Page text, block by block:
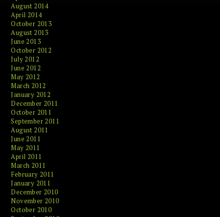
August 2014
April 2014
October 2013
August 2013
June 2013
October 2012
July 2012
June 2012
May 2012
March 2012
January 2012
December 2011
October 2011
September 2011
August 2011
June 2011
May 2011
April 2011
March 2011
February 2011
January 2011
December 2010
November 2010
October 2010